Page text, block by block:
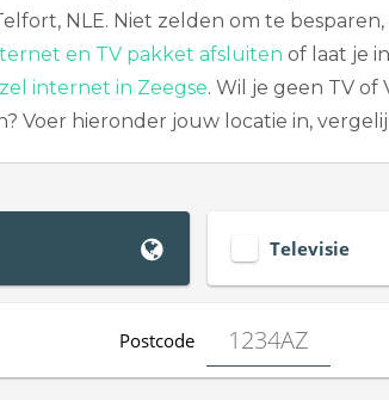
NLE. Niet zelden om te
en TV pakket afsluiten of laat je
internet in Zeegse. Wil je geen TV of
Voer hieronder jouw locatie in,
Televisie
Postcode